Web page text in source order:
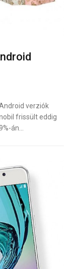
verziók
frissült eddig
án…